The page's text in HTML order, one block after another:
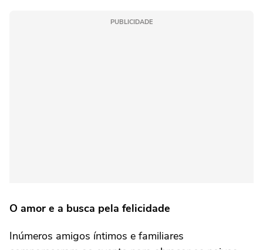
PUBLICIDADE
O amor e a busca pela felicidade
Inúmeros amigos íntimos e familiares